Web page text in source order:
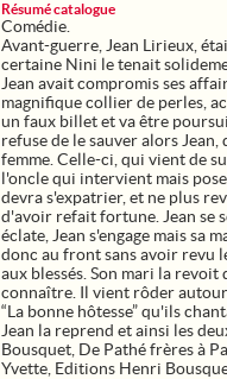
Résumé catalogue
Comédie.
Avant-guerre, Jean Lirieux,
certaine Nini le tenait
Jean avait compromis ses
magnifique collier de perles,
un faux billet et va être
refuse de le sauver alors Jean,
femme. Celle-ci, qui vient de
l'oncle qui intervient mais
devra s'expatrier, et ne plus
d'avoir refait fortune. Jean se
éclate, Jean s'engage mais sa
donc au front sans avoir revu
aux blessés. Son mari la revoit
connaître. Il vient rôder
“La bonne hôtesse” qu'ils
Jean la reprend et ainsi les
Bousquet, De Pathé frères à
Yvette, Editions Henri